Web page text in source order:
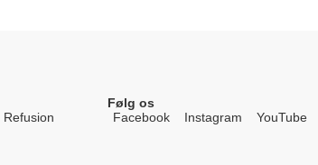
Refusion
Følg os
Facebook
Instagram YouTube